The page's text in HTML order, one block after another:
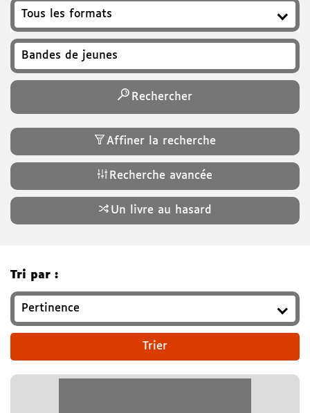
Format
Recherchez un titre, auteur, ISBN, genre…
Rechercher
Affiner la recherche
Recherche avancée
Un livre au hasard
Tri par :